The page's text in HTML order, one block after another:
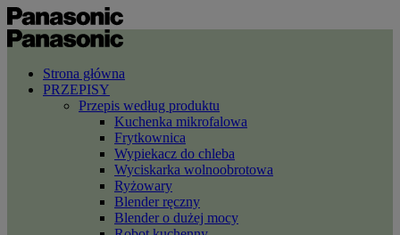
Strona główna
PRZEPISY
Przepis według produktu
Kuchenka mikrofalowa
Frytkownica
Wypiekacz do chleba
Wyciskarka wolnoobrotowa
Ryżowary
Blender ręczny
Blender o dużej mocy